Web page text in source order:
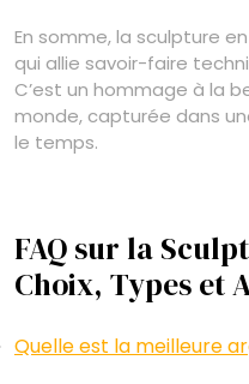
En somme, la sculpture
qui allie savoir-faire
C’est un hommage à la
monde, capturée dans
le temps.
FAQ sur la
Choix, Types et
Quelle est la meilleure